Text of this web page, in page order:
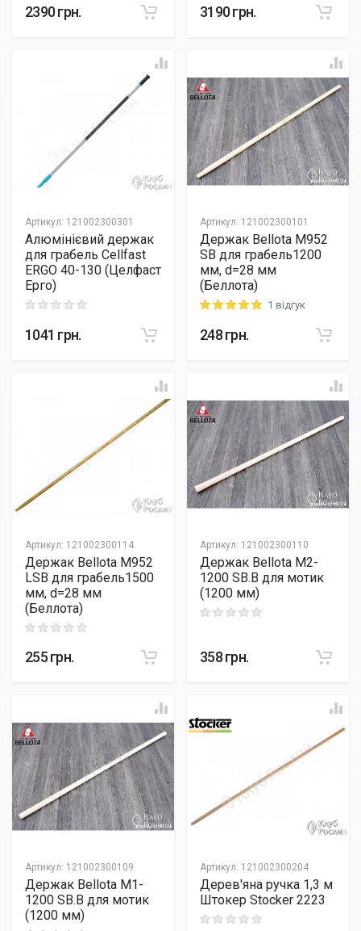
2390грн. 3190грн.
Артикул: 121002300301
Алюмінієвий держак
для грабель Cellfast
ERGO 40-130 (Целфаст
Ерго)
Rating: 0 out of 5
1041 грн.
Артикул: 121002300101
Держак Bellota М952
SB для грабель1200
мм, d=28 мм
(Беллота)
Rating: 5 out of 51 відгук
248грн.
Артикул: 121002300114
Держак Bellota М952
LSB для грабель1500
мм, d=28 мм
(Беллота)
Rating: 0 out of 5
255грн.
Артикул: 121002300110
Держак Bellota М2-
1200 SB.B для мотик
(1200 мм)
Rating: 0 out of 5
358грн.
Артикул: 121002300109
Держак Bellota М1-
1200 SB.B для мотик
(1200 мм)
Артикул: 121002300204
Дерев'яна ручка 1,3 м
Штокер Stocker 2223
Rating: 0 out of 5